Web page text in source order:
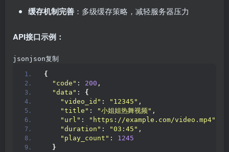
缓存机制完善 ：多级缓存策略，减轻服务器压力
API接口示例：
jsonjson复制
{
"code" : 200 ,
"data" : {
"video_id" : "12345" ,
"title" : "小姐姐热舞视频" ,
"url" : "https://example.com/video.mp4"
"duration" : "03:45" ,
"play_count" : 1245
}